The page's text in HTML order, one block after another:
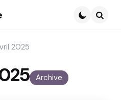
2025
Archive